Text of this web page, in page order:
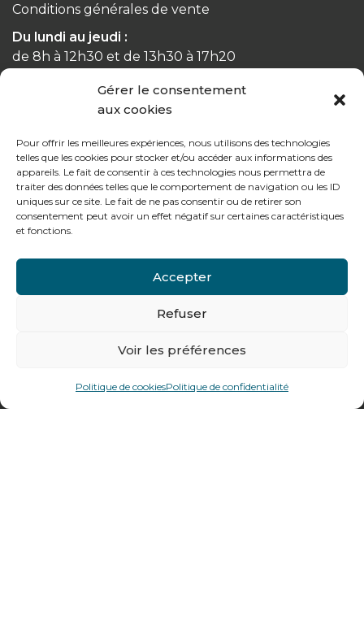
Gérer le consentement
aux cookies
Pour offrir les meilleures expériences, nous utilisons des technologies
telles que les cookies pour stocker et/ou accéder aux informations des
appareils. Le fait de consentir à ces technologies nous permettra de
traiter des données telles que le comportement de navigation ou les ID
uniques sur ce site. Le fait de ne pas consentir ou de retirer son
consentement peut avoir un effet négatif sur certaines caractéristiques
et fonctions.
Accepter
Refuser
Voir les préférences
Politique de cookiesPolitique de confidentialité
Conditions générales de vente
Du lundi au jeudi :
de 8h à 12h30 et de 13h30 à 17h20
Le vendredi :
de 8h à 12h30 et de 13h30 à 16h
Notre gamme pour les particuliers
Contactez-nous
Tél : + 33 (0)4 74 62 81 44
Villefranche sur Saône
Plan d’accès